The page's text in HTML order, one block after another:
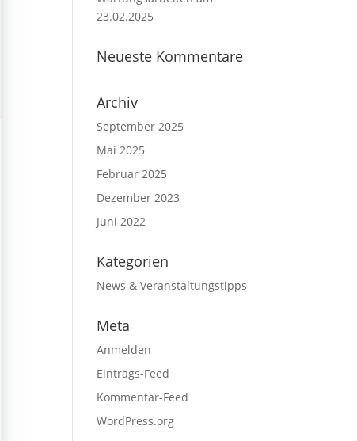
23.02.2025
Neueste Kommentare
Archiv
September 2025
Mai 2025
Februar 2025
Dezember 2023
Juni 2022
Kategorien
News & Veranstaltungstipps
Meta
Anmelden
Eintrags-Feed
Kommentar-Feed
WordPress.org